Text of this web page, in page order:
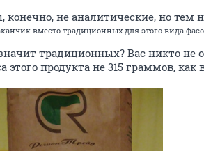
конечно, не аналитические, но
вместо традиционных для этого вида
традиционных? Вас никто не
этого продукта не 315 граммов, как